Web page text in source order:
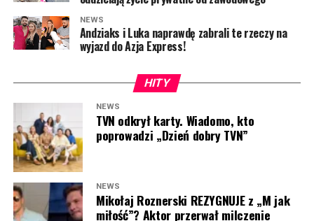
NEWS
Andziaks i Luka naprawdę zabrali te rzeczy na
wyjazd do Azja Express!
HITY
NEWS
TVN odkrył karty. Wiadomo, kto
poprowadzi „Dzień dobry TVN”
NEWS
Mikołaj Roznerski REZYGNUJE z „M jak
miłość”? Aktor przerwał milczenie